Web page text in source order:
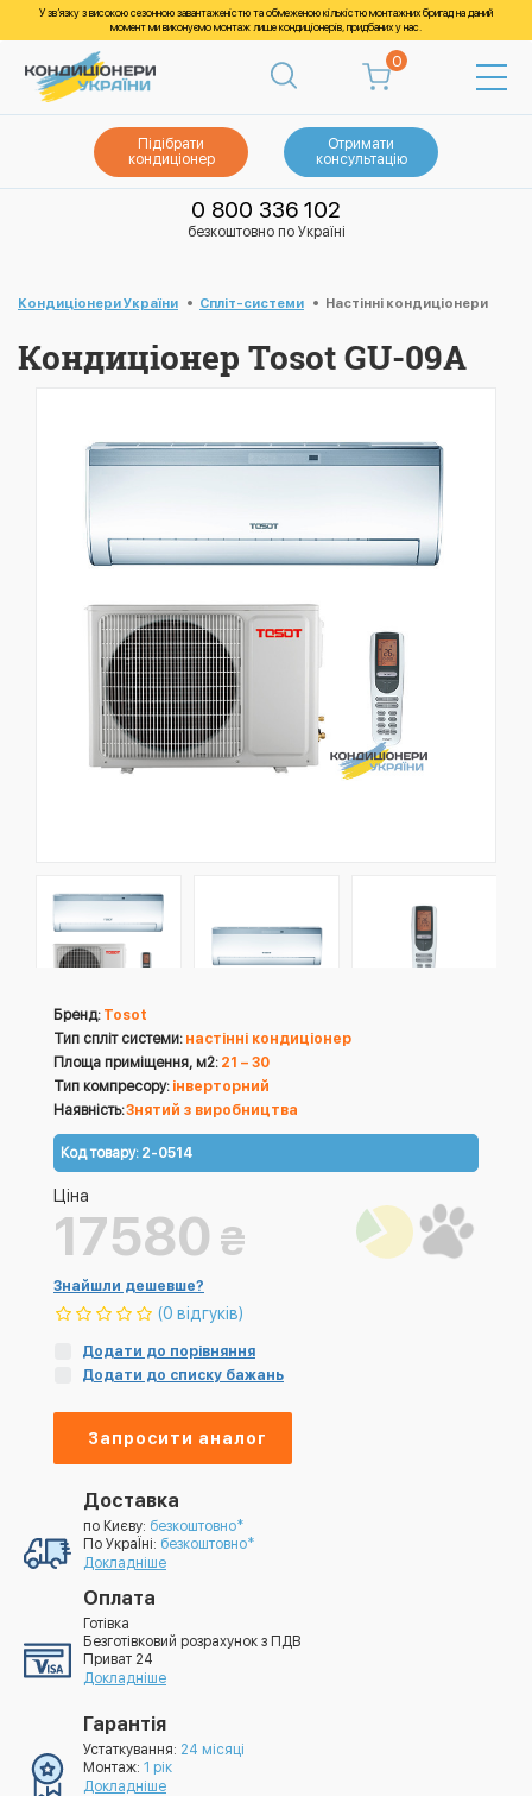
У зв’язку з високою сезонною завантаженістю та обмеженою кількістю монтажних бригад на даний
момент ми виконуємо монтаж лише кондиціонерів, придбаних у нас.
0
Підібрати
кондиціонер
Отримати
консультацію
0 800 336 102
безкоштовно по Україні
Кондиціонери України Спліт-системи Настінні кондиціонери
Кондиціонер Tosot GU-09A
Бренд: Tosot
Тип спліт системи: настінні кондиціонер
Площа приміщення, м2: 21 – 30
Тип компресору: інверторний
Наявність:Знятий з виробництва
Код товару: 2-0514
Ціна
17580 ₴
Знайшли дешевше?
(0 відгуків)
Додати до порівняння
Додати до списку бажань
Запросити аналог
Доставка
по Києву: безкоштовно*
По УкраЇні: безкоштовно*
Докладніше
Оплата
Готівка
Безготівковий розрахунок з ПДВ
Приват 24
Докладніше
Гарантія
Устаткування: 24 місяці
Монтаж: 1 рік
Докладніше